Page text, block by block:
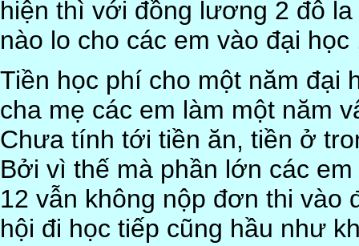
hiện thì với đồng lương 2 đô
nào lo cho các em vào đại học
Tiền học phí cho một năm đại
cha mẹ các em làm một năm
Chưa tính tới tiền ăn, tiền ở
Bởi vì thế mà phần lớn các
12 vẫn không nộp đơn thi vào
hội đi học tiếp cũng hầu như